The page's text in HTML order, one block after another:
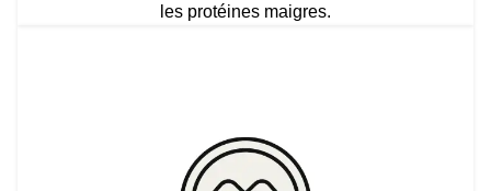
les protéines maigres.